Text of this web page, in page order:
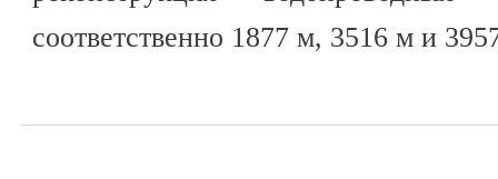
соответственно 1877 м, 3516 м и